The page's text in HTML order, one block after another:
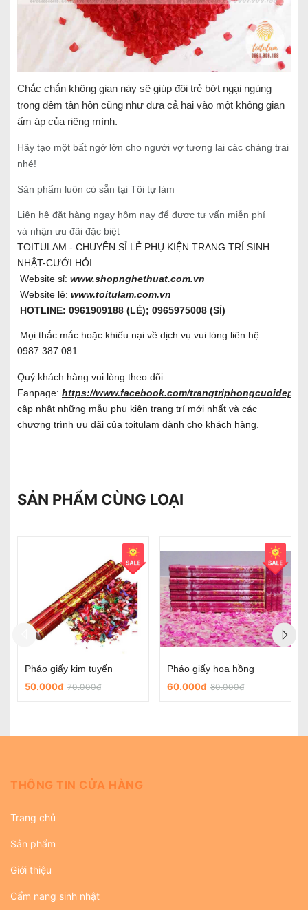
Chắc chắn không gian này sẽ giúp đôi trẻ bớt ngại ngùng
trong đêm tân hôn cũng như đưa cả hai vào một không gian
ấm áp của riêng mình.
Hãy tạo một bất ngờ lớn cho người vợ tương lai các chàng trai
nhé!
Sản phẩm luôn có sẵn tại Tôi tự làm
Liên hệ đặt hàng ngay hôm nay để được tư vấn miễn phí
và nhận ưu đãi đặc biệt
TOITULAM - CHUYÊN SỈ LẺ PHỤ KIỆN TRANG TRÍ SINH
NHẬT-CƯỚI HỎI
Website sỉ: www.shopnghethuat.com.vn
Website lẻ: www.toitulam.com.vn
HOTLINE: 0961909188 (LẺ); 0965975008 (SỈ)
Mọi thắc mắc hoặc khiếu nại về dịch vụ vui lòng liên hệ:
0987.387.081
Quý khách hàng vui lòng theo dõi
Fanpage: https://www.facebook.com/trangtriphongcuoidep/
cập nhật những mẫu phụ kiện trang trí mới nhất và các
chương trình ưu đãi của toitulam dành cho khách hàng.
SẢN PHẨM CÙNG LOẠI
Chữ Hỷ dán đám cưới
5.000đ
45.000đ
THÔNG TIN CỬA HÀNG
Trang chủ
Sản phẩm
Giới thiệu
Cẩm nang sinh nhật